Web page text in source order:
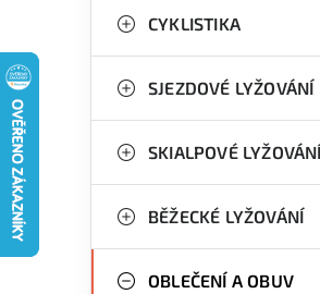
o
t
r
n
kategorie
e
o
i
CYKLISTIKA
SJEZDOVÉ LYŽOVÁNÍ
SKIALPOVÉ
BĚŽECKÉ LYŽOVÁNÍ
OBLEČENÍ A OBUV